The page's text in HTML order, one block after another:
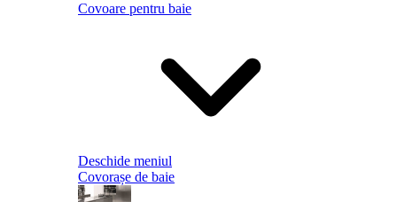
Covoare pentru baie
Deschide meniul
Covorașe de baie